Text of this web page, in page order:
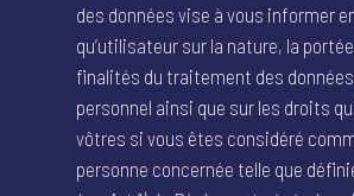
des données vise à vous informer
qu’utilisateur sur la nature, la
finalités du traitement des
personnel ainsi que sur les droits
vôtres si vous êtes considéré
personne concernée telle que